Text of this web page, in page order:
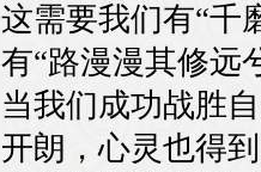
这需要我们有“千
有“路漫漫其修远
当我们成功战胜
开朗，心灵也得